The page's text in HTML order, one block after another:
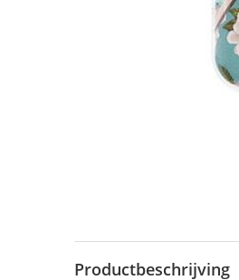
Productbeschrijving